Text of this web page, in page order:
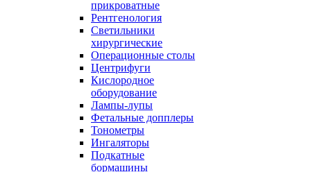
прикроватные
Рентгенология
Светильники
хирургические
Операционные столы
Центрифуги
Кислородное
оборудование
Лампы-лупы
Фетальные допплеры
Тонометры
Ингаляторы
Подкатные
бормашины